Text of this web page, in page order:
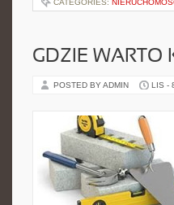
CATEGORIES:
GDZIE WARTO
POSTED BY ADMIN LIS -